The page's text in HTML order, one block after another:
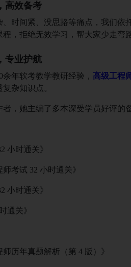
高效备考
时间紧、没思路等痛点，我们依
，拒绝无效学习，帮大家少走弯
专业护航
余年软考教学教研经验， 高级工程
杂知识点。
，她主编了多本深受学员好评的
小时通关》
师考试 32 小时通关》
小时通关》
通关》
师历年真题解析（第 4 版）》